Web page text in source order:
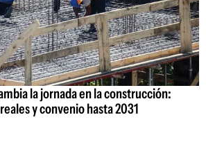
la jornada en la construcción:
y convenio hasta 2031